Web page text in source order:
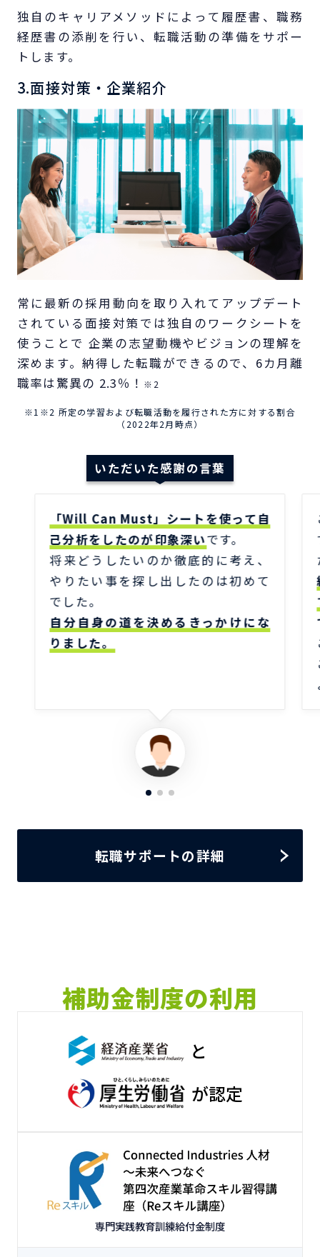
独自のキャリアメソッドによって履歴書、職務
経歴書の添削を行い、転職活動の準備をサポー
トします。
3.面接対策・企業紹介
常に最新の採用動向を取り入れてアップデート
されている面接対策では独自のワークシートを
使うことで 企業の志望動機やビジョンの理解を
深めます。納得した転職ができるので、6カ月離
職率は驚異の 2.3％！ ※2
※1※2 所定の学習および転職活動を履行された方に対する割合
（2022年2月時点）
いただいた感謝の言葉
「Will Can Must」シートを使って自
己分析をしたのが印象深いです。
将来どうしたいのか徹底的に考え、
やりたい事を探し出したのは初めて
でした。
自分自身の道を決めるきっかけにな
りました。
転職サポートの詳細
補助金制度の利用
と
が認定
専門実践教育訓練給付金制度